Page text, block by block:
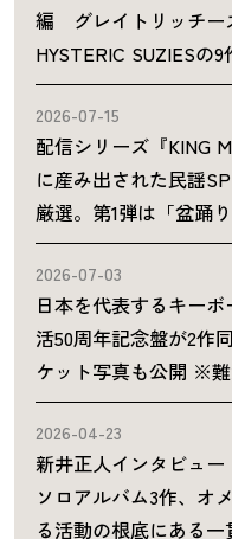
編 グレイトリッチー
HYSTERIC SUZIESの
2026-07-15
配信シリーズ『KING
に産み出された民謡
厳選。第1弾は「盆踊
2026-07-03
日本を代表するキー
活50周年記念盤が2作
ケット写真も公開 ※
2026-04-23
新井正人インタビュー
ソロアルバム3作、オ
る活動の根底にある一